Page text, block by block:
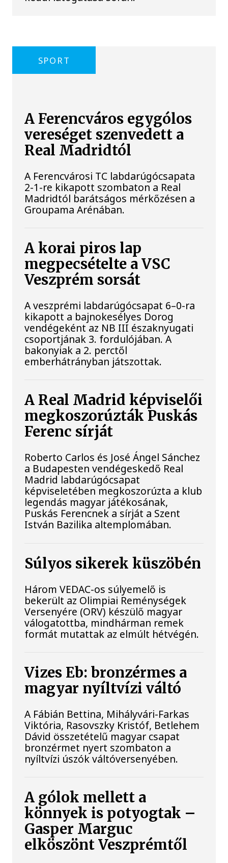
SPORT
A Ferencváros egygólos
vereséget szenvedett a
Real Madridtól
A Ferencvárosi TC labdarúgócsapata
2-1-re kikapott szombaton a Real
Madridtól barátságos mérkőzésen a
Groupama Arénában.
A korai piros lap
megpecsételte a VSC
Veszprém sorsát
A veszprémi labdarúgócsapat 6–0-ra
kikapott a bajnokesélyes Dorog
vendégeként az NB III északnyugati
csoportjának 3. fordulójában. A
bakonyiak a 2. perctől
emberhátrányban játszottak.
A Real Madrid képviselői
megkoszorúzták Puskás
Ferenc sírját
Roberto Carlos és José Ángel Sánchez
a Budapesten vendégeskedő Real
Madrid labdarúgócsapat
képviseletében megkoszorúzta a klub
legendás magyar játékosának,
Puskás Ferencnek a sírját a Szent
István Bazilika altemplomában.
Súlyos sikerek küszöbén
Három VEDAC-os súlyemelő is
bekerült az Olimpiai Reménységek
Versenyére (ORV) készülő magyar
válogatottba, mindhárman remek
formát mutattak az elmúlt hétvégén.
Vizes Eb: bronzérmes a
magyar nyíltvízi váltó
A Fábián Bettina, Mihályvári-Farkas
Viktória, Rasovszky Kristóf, Betlehem
Dávid összetételű magyar csapat
bronzérmet nyert szombaton a
nyíltvízi úszók váltóversenyében.
A gólok mellett a
könnyek is potyogtak –
Gasper Marguc
elköszönt Veszprémtől